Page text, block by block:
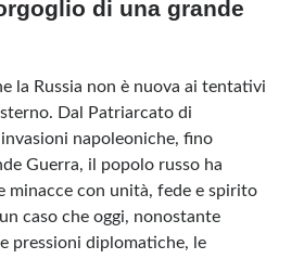
di una grande
la Russia non è nuova ai tentativi
Dal Patriarcato di
napoleoniche, fino
Guerra, il popolo russo ha
minacce con unità, fede e spirito
caso che oggi, nonostante
e pressioni diplomatiche, le